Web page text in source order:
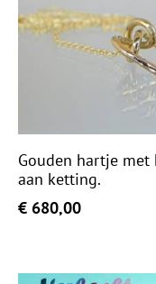
Gouden hartje met
aan ketting.
€ 680,00